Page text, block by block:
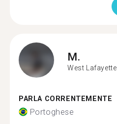
M.
West Lafayette
PARLA CORRENTEMENTE
Portoghese